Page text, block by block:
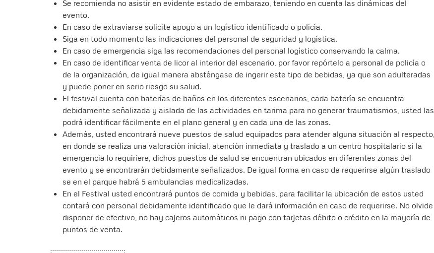
Se recomienda no asistir en evidente estado de embarazo, teniendo en cuenta las dinámicas del
evento.
En caso de extraviarse solicite apoyo a un logístico identificado o policía.
Siga en todo momento las indicaciones del personal de seguridad y logística.
En caso de emergencia siga las recomendaciones del personal logístico conservando la calma.
En caso de identificar venta de licor al interior del escenario, por favor repórtelo a personal de policía o
de la organización, de igual manera absténgase de ingerir este tipo de bebidas, ya que son adulteradas
y puede poner en serio riesgo su salud.
El festival cuenta con baterías de baños en los diferentes escenarios, cada batería se encuentra
debidamente señalizada y aislada de las actividades en tarima para no generar traumatismos, usted las
podrá identificar fácilmente en el plano general y en cada una de las zonas.
Además, usted encontrará nueve puestos de salud equipados para atender alguna situación al respecto,
en donde se realiza una valoración inicial, atención inmediata y traslado a un centro hospitalario si la
emergencia lo requiriere, dichos puestos de salud se encuentran ubicados en diferentes zonas del
evento y se encontrarán debidamente señalizados. De igual forma en caso de requerirse algún traslado
se en el parque habrá 5 ambulancias medicalizadas.
En el Festival usted encontrará puntos de comida y bebidas, para facilitar la ubicación de estos usted
contará con personal debidamente identificado que le dará información en caso de requerirse. No olvide
disponer de efectivo, no hay cajeros automáticos ni pago con tarjetas débito o crédito en la mayoría de
puntos de venta.